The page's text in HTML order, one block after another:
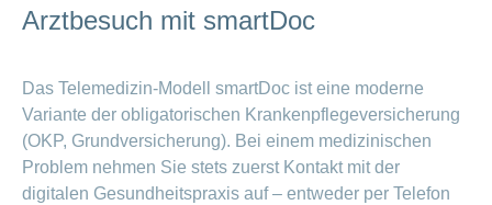
Arztbesuch mit smartDoc
Das Telemedizin-Modell smartDoc ist eine moderne
Variante der obligatorischen Krankenpflegeversicherung
(OKP, Grundversicherung). Bei einem medizinischen
Problem nehmen Sie stets zuerst Kontakt mit der
digitalen Gesundheitspraxis auf – entweder per Telefon